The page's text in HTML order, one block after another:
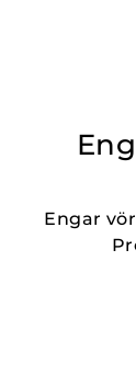
Engar